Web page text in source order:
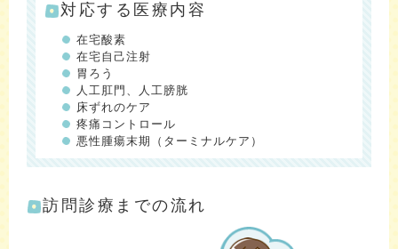
対応する医療内容
在宅酸素
在宅自己注射
胃ろう
人工肛門、人工膀胱
床ずれのケア
疼痛コントロール
悪性腫瘍末期（ターミナルケア）
訪問診療までの流れ